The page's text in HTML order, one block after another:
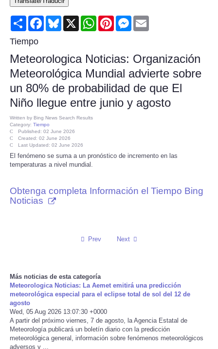
Consumer
Consumer Affairs Recalls
Food & Drug Recalls
Product Safety News
Health
Pets
Politics
Social
Sports
Technology
Share FacebookBluesky
X WhatsAppPinterestMessenger
Tiempo
Meteorologica Noticias: Organización
Meteorológica Mundial advierte sobre
un 80% de probabilidad de que El
Niño llegue entre junio y agosto
Written by Bing News Search Results
Category: Tiempo
Published: 02 June 2026
Created: 02 June 2026
Last Updated: 02 June 2026
El fenómeno se suma a un pronóstico de incremento en las
temperaturas a nivel mundial.
Obtenga completa Información el Tiempo Bing
Noticias
Prev Next
Más noticias de esta categoría
Meteorologica Noticias: La Aemet emitirá una predicción
meteorológica especial para el eclipse total de sol del 12 de
agosto
Wed, 05 Aug 2026 13:07:30 +0000
A partir del próximo viernes, 7 de agosto, la Agencia Estatal de
Meteorología publicará un boletín diario con la predicción
meteorológica general, información sobre fenómenos meteorológicos
adversos y ...